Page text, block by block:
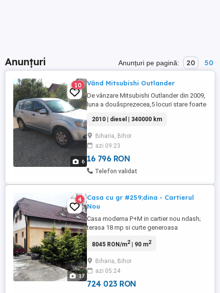
Anunțuri Anunțuri pe pagină: 20 50
6
10 Vând Mitsubishi Outlander
De vânzare Mitsubishi Outlander din 2009,
luna a douăsprezecea,5 locuri stare foarte
la buton, rulează foarte bine.Ofer și un set
de cauciucuri de vara.Inmatriculata,
rovinieta ,asigurare și ITP valabile.
2010 | diesel | 340000 km
Biharia, Bihor
azi 09:23
16 796 RON
Telefon validat
17
4
Casa cu gr #259;dina - Cartierul
Nou
Casa moderna P+M in cartier nou ndash;
terasa 18 mp si curte generoasa
situata intr-un cartier nou si linistit, cu
comunitate. Casa este dispusa pe parter +
mansarda si ofera o compartimentare
practica si echilibrata. La parter ...
8045 RON/m2| 90 m2
Biharia, Bihor
azi 05:24
724 023 RON